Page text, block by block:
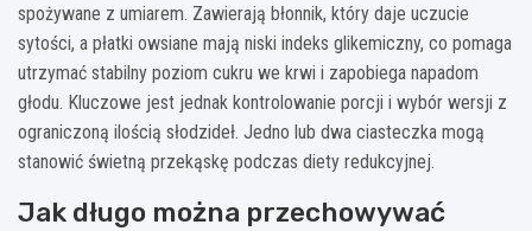
spożywane z umiarem. Zawierają błonnik, który daje uczucie
sytości, a płatki owsiane mają niski indeks glikemiczny, co pomaga
utrzymać stabilny poziom cukru we krwi i zapobiega napadom
głodu. Kluczowe jest jednak kontrolowanie porcji i wybór wersji z
ograniczoną ilością słodzideł. Jedno lub dwa ciasteczka mogą
stanowić świetną przekąskę podczas diety redukcyjnej.
Jak długo można przechowywać